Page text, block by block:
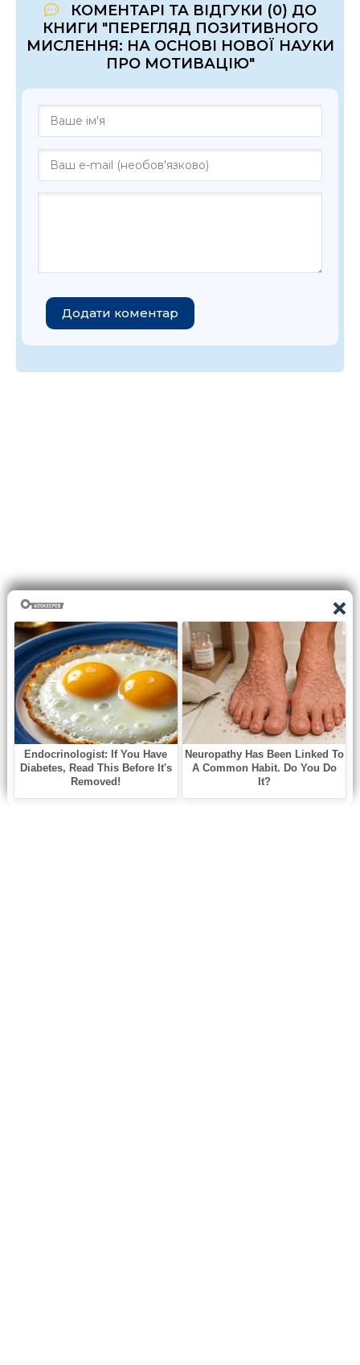
КОМЕНТАРІ ТА ВІДГУКИ (0) ДО
КНИГИ "ПЕРЕГЛЯД ПОЗИТИВНОГО
МИСЛЕННЯ: НА ОСНОВІ НОВОЇ НАУКИ
ПРО МОТИВАЦІЮ"
Додати коментар